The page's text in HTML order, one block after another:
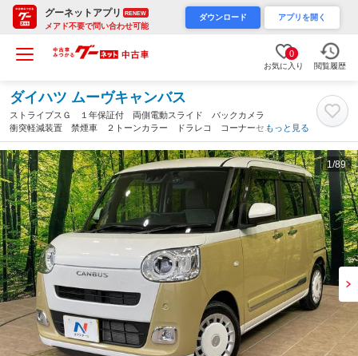
グーネットアプリ RENEW
メアド不要で問い合わせ可能
ダウンロード アプリを開く
0
お気に入り 閲覧履歴
ダイハツ ムーヴキャンバス
ストライプスＧ １年保証付 両側電動スライド バックカメラ
衝突軽減装置 禁煙車 ２トーンカラー ドラレコ コーナーセン
サー ＬＥＤヘッド ＥＴＣ オートライト オートエアコン ｂ
ｌｕｅｔｏｏｔｈ再生 フルセグ（沖縄県）
もっと見る
1/89